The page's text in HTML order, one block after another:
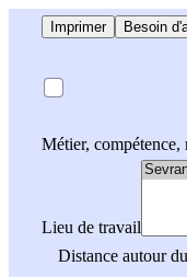
Imprimer Besoin
Métier,
Lieu de travail
Distance autour